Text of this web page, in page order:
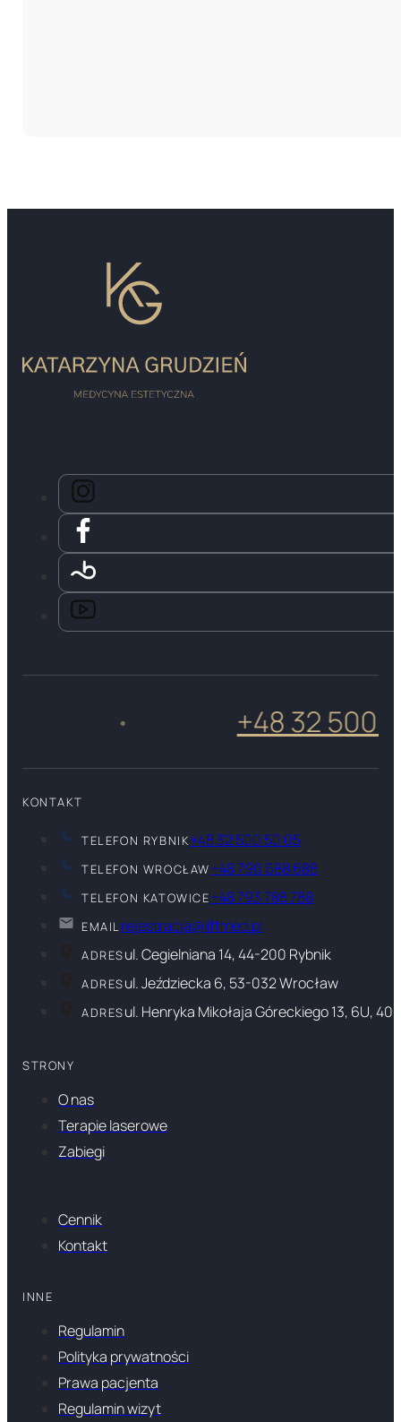
+48 32 500 50
KONTAKT
TELEFON RYBNIK+48 32 500 50 05
TELEFON WROCŁAW+48 790 688 688
TELEFON KATOWICE+48 793 788 788
EMAILrejestracja@liftmed.pl
ADRESul. Cegielniana 14, 44-200 Rybnik
ADRESul. Jeździecka 6, 53-032 Wrocław
ADRESul. Henryka Mikołaja Góreckiego 13, 6U,
STRONY
O nas
Terapie laserowe
Zabiegi
Cennik
Kontakt
INNE
Regulamin
Polityka prywatności
Prawa pacjenta
Regulamin wizyt